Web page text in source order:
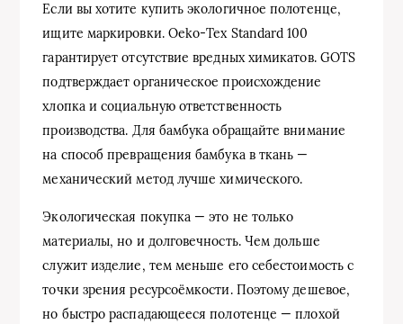
Если вы хотите купить экологичное полотенце,
ищите маркировки. Oeko‑Tex Standard 100
гарантирует отсутствие вредных химикатов. GOTS
подтверждает органическое происхождение
хлопка и социальную ответственность
производства. Для бамбука обращайте внимание
на способ превращения бамбука в ткань —
механический метод лучше химического.
Экологическая покупка — это не только
материалы, но и долговечность. Чем дольше
служит изделие, тем меньше его себестоимость с
точки зрения ресурсоёмкости. Поэтому дешевое,
но быстро распадающееся полотенце — плохой